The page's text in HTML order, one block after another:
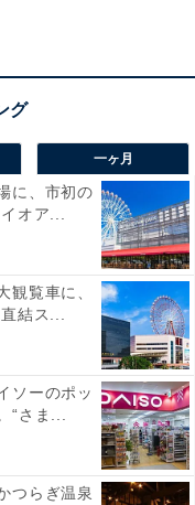
より約10分／原鶴
トをご確認くださ
す
イン：19:30）
一ヶ月
に、市初の
オア...
観覧車に、
結ス...
ソーのポッ
“さま...
つらぎ温泉